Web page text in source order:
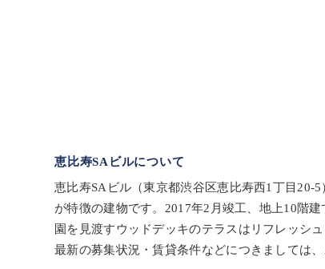
恵比寿SAビルについて
恵比寿SAビル（東京都渋谷区恵比寿西1丁目20-
が特徴の建物です。2017年2月竣工、地上10階
園を見渡すウッドデッキのテラスはリフレッシュ
最新の募集状況・賃貸条件などにつきましては